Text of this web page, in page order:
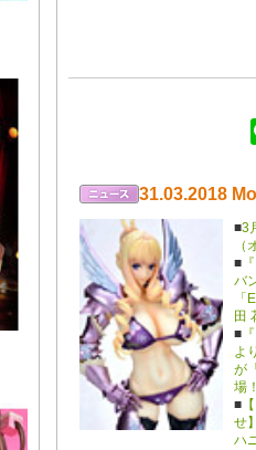
31.03.2018
■3
（
■
バ
田
■
よ
が
場！
■
せ
ハ